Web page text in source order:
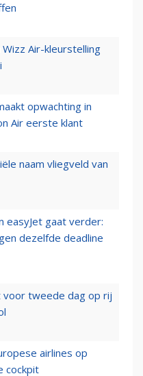
Air-kleurstelling
opwachting in
Air eerste klant
naam vliegveld van
easyJet gaat verder:
dezelfde deadline
voor tweede dag op rij
airlines op
cockpit